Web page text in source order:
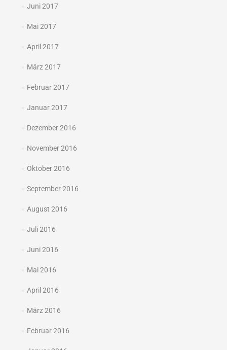
Juni 2017
Mai 2017
April 2017
März 2017
Februar 2017
Januar 2017
Dezember 2016
November 2016
Oktober 2016
September 2016
August 2016
Juli 2016
Juni 2016
Mai 2016
April 2016
März 2016
Februar 2016